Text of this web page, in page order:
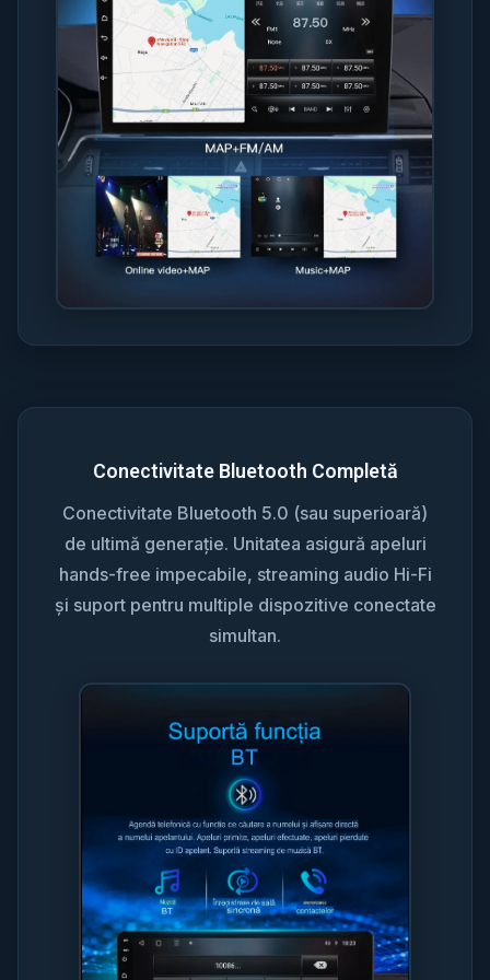
Conectivitate Bluetooth Completă
Conectivitate Bluetooth 5.0 (sau superioară)
de ultimă generație. Unitatea asigură apeluri
hands-free impecabile, streaming audio Hi-Fi
și suport pentru multiple dispozitive conectate
simultan.